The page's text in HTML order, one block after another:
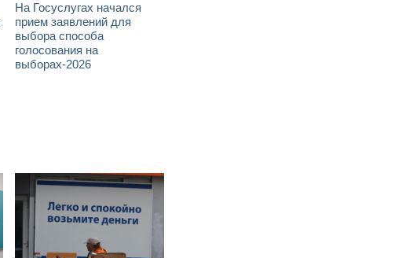
На Госуслугах начался
прием заявлений для
выбора способа
голосования на
выборах-2026